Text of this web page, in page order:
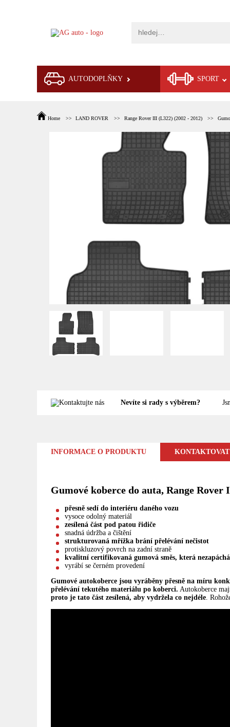
AUTODOPLŇKY SPORT
Home LAND ROVER Range Rover III (L322) (2002 - 2012)
Nevíte si rady s výběrem?
INFORMACE O PRODUKTU
Gumové koberce do auta, Range Rover
přesně sedí do interiéru daného vozu
vysoce odolný materiál
zesílená část pod patou řidiče
snadná údržba a čištění
strukturovaná mřížka brání přelévání nečistot
protiskluzový povrch na zadní straně
kvalitní certifikovaná gumová směs, která nezapáchá
vyrábí se černém provedení
Gumové autokoberce jsou vyráběny přesně na míru
přelévání tekutého materiálu po koberci. Autokoberce
proto je tato část zesílená, aby vydržela co nejdéle.